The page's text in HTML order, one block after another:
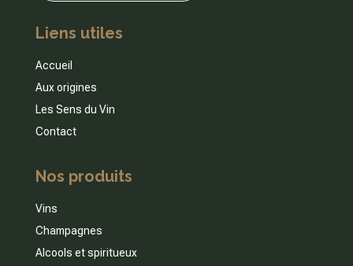
Liens utiles
Accueil
Aux origines
Les Sens du Vin
Contact
Nos produits
Vins
Champagnes
Alcools et spiritueux